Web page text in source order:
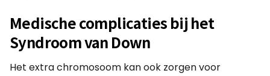
Medische complicaties bij het
Syndroom van Down
Het extra chromosoom kan ook zorgen voor